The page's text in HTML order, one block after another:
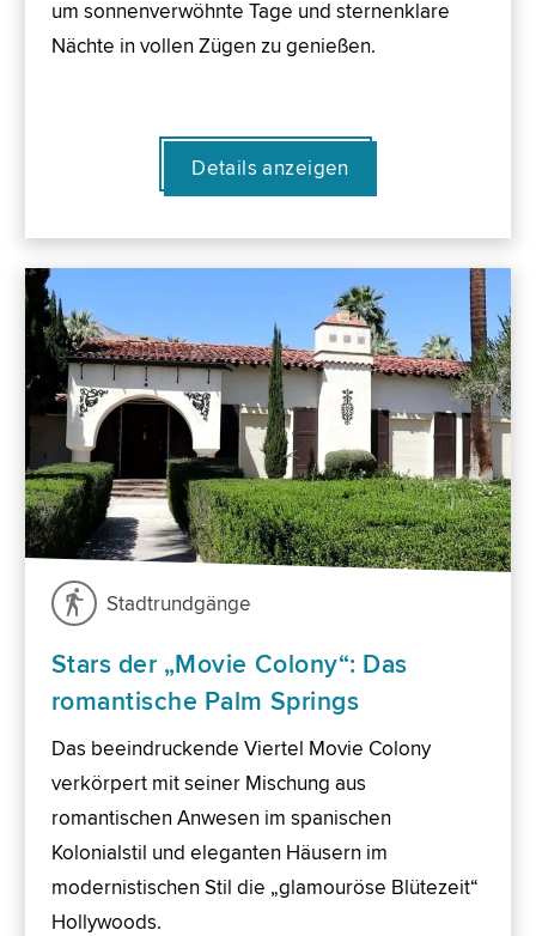
um sonnenverwöhnte Tage und sternenklare
Nächte in vollen Zügen zu genießen.
Details anzeigen
Stadtrundgänge
Stars der „Movie Colony“: Das
romantische Palm Springs
Das beeindruckende Viertel Movie Colony
verkörpert mit seiner Mischung aus
romantischen Anwesen im spanischen
Kolonialstil und eleganten Häusern im
modernistischen Stil die „glamouröse Blütezeit“
Hollywoods.